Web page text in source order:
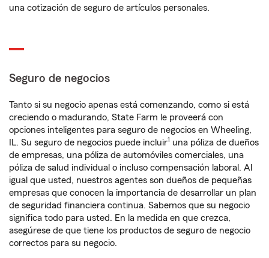
una cotización de seguro de artículos personales.
Seguro de negocios
Tanto si su negocio apenas está comenzando, como si está
creciendo o madurando, State Farm le proveerá con
opciones inteligentes para seguro de negocios en Wheeling,
IL. Su seguro de negocios puede incluir1 una póliza de dueños
de empresas, una póliza de automóviles comerciales, una
póliza de salud individual o incluso compensación laboral. Al
igual que usted, nuestros agentes son dueños de pequeñas
empresas que conocen la importancia de desarrollar un plan
de seguridad financiera continua. Sabemos que su negocio
significa todo para usted. En la medida en que crezca,
asegúrese de que tiene los productos de seguro de negocio
correctos para su negocio.